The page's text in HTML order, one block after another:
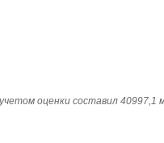
оценки составил 40997,1